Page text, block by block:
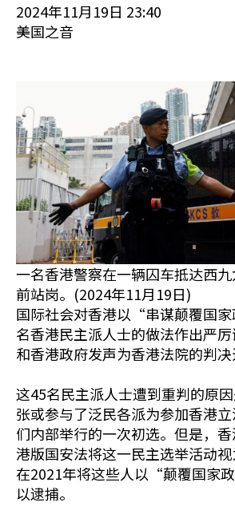
2024年11月19日 23:40
美国之音
一名香港警察在一辆囚车抵达西
前站岗。(2024年11月19日)
国际社会对香港以“串谋颠覆国
名香港民主派人士的做法作出严
和香港政府发声为香港法院的判决
这45名民主派人士遭到重判的原
张或参与了泛民各派为参加香港
们内部举行的一次初选。但是，
港版国安法将这一民主选举活动
在2021年将这些人以“颠覆国家
以逮捕。